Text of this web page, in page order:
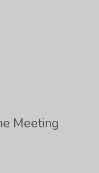
Meeting